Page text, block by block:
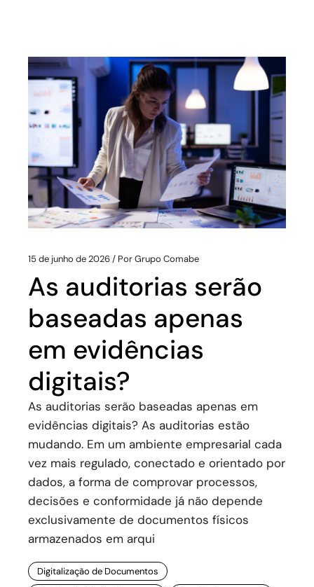
15 de junho de 2026 PorGrupo Comabe
As auditorias serão
baseadas apenas
em evidências
digitais?
As auditorias serão baseadas apenas em
evidências digitais? As auditorias estão
mudando. Em um ambiente empresarial cada
vez mais regulado, conectado e orientado por
dados, a forma de comprovar processos,
decisões e conformidade já não depende
exclusivamente de documentos físicos
armazenados em arqui
Digitalização de Documentos